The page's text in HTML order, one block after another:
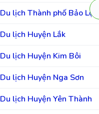
Du lịch Thành phố Bảo Lộc
Du lịch Huyện Lắk
Du lịch Huyện Kim Bôi
Du lịch Huyện Nga Sơn
Du lịch Huyện Yên Thành